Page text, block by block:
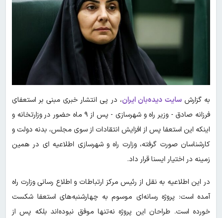
به گزارشسایت دیده‌بان ایران، در پی انتشار خبری مبنی بر استعفای
فرزانه صادق - وزیر راه و شهرسازی - پس از ۹ ماه حضور در وزارتخانه و
اینکه این استعفا پس از افزایش انتقادات از سوی مجلس، بدنه دولت و
کارشناسان صورت گرفته، وزارت راه و شهرسازی اطلاعیه ای در همین
زمینه در اختیار ایسنا قرار داد.
در این اطلاعیه به نقل از رئیس مرکز ارتباطات و اطلاع رسانی وزارت راه
آمده است: پروژه رسانه‌ای موسوم به چهارشنبه‌های استعفا شکست
خورده است. طراحان این پروژه نه‌تنها موفق نبوده‌اند بلکه پس از